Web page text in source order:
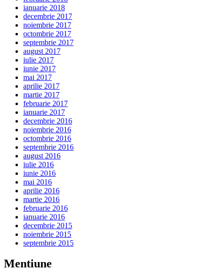
ianuarie 2018
decembrie 2017
noiembrie 2017
octombrie 2017
septembrie 2017
august 2017
iulie 2017
iunie 2017
mai 2017
aprilie 2017
martie 2017
februarie 2017
ianuarie 2017
decembrie 2016
noiembrie 2016
octombrie 2016
septembrie 2016
august 2016
iulie 2016
iunie 2016
mai 2016
aprilie 2016
martie 2016
februarie 2016
ianuarie 2016
decembrie 2015
noiembrie 2015
septembrie 2015
Mentiune